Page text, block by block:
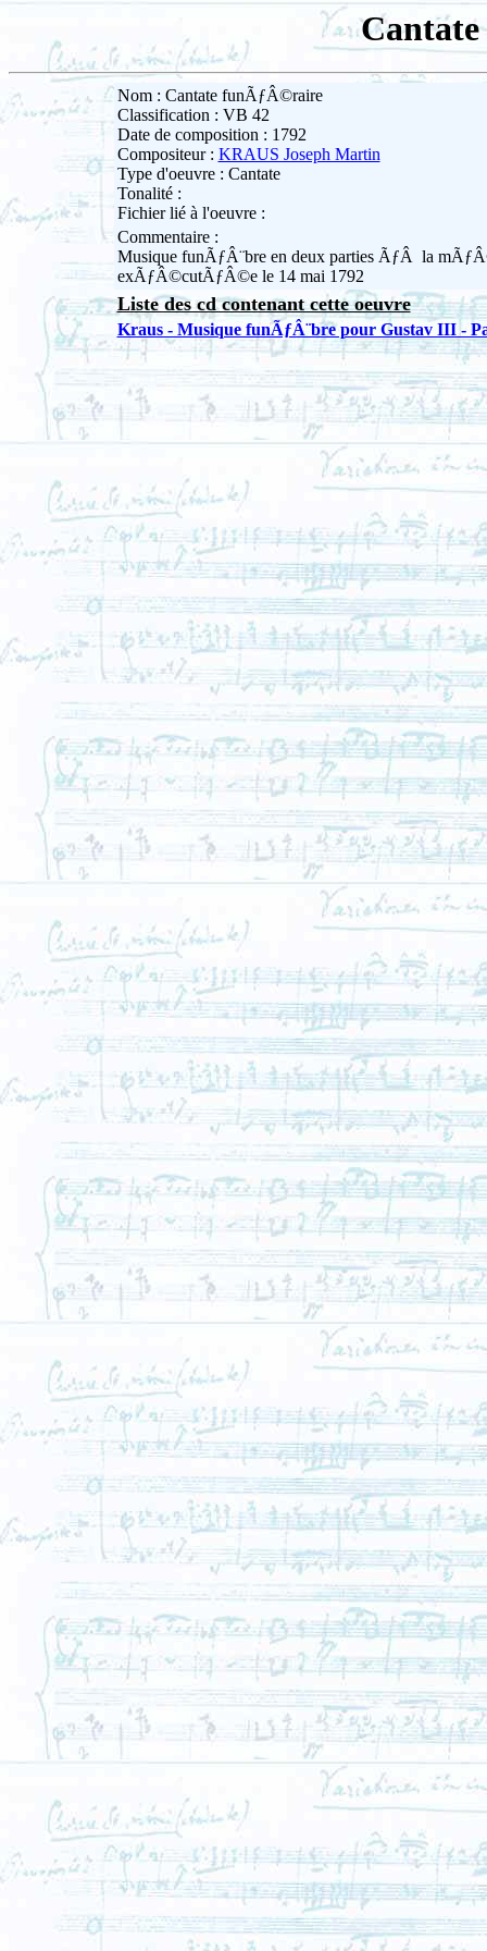
Nom : Cantate funÃƒÂ©raire
Classification : VB 42
Date de composition : 1792
Compositeur : KRAUS Joseph Martin
Type d'oeuvre : Cantate
Tonalité :
Fichier lié à l'oeuvre :
Commentaire :
Musique funÃƒÂ¨bre en deux parties ÃƒÂ la
exÃƒÂ©cutÃƒÂ©e le 14 mai 1792
Liste des cd contenant cette oeuvre
Kraus - Musique funÃƒÂ¨bre pour Gustav III -